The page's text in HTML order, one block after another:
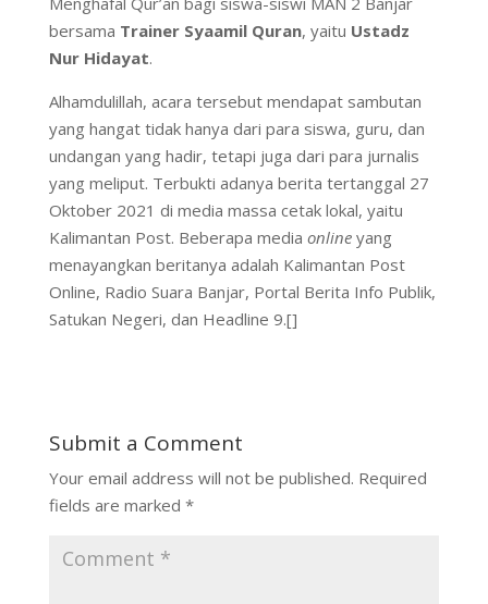
bersama Trainer Syaamil Quran, yaitu Ustadz
Nur Hidayat.
Alhamdulillah, acara tersebut mendapat sambutan
yang hangat tidak hanya dari para siswa, guru, dan
undangan yang hadir, tetapi juga dari para jurnalis
yang meliput. Terbukti adanya berita tertanggal 27
Oktober 2021 di media massa cetak lokal, yaitu
Kalimantan Post. Beberapa media onlineyang
menayangkan beritanya adalah Kalimantan Post
Online, Radio Suara Banjar, Portal Berita Info Publik,
Satukan Negeri, dan Headline 9.[]
Submit a Comment
Your email address will not be published. Required
fields are marked *